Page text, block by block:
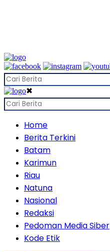
✖
Home
Berita Terkini
Batam
Karimun
Riau
Natuna
Nasional
Redaksi
Pedoman Media Siber
Kode Etik